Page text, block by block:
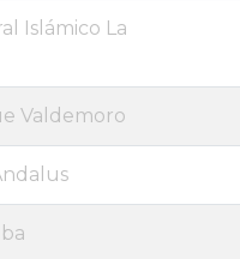
Islámico La
Valdemoro